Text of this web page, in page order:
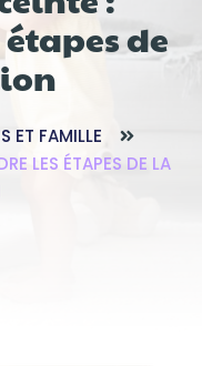
de
ET FAMILLE
LES ÉTAPES DE LA